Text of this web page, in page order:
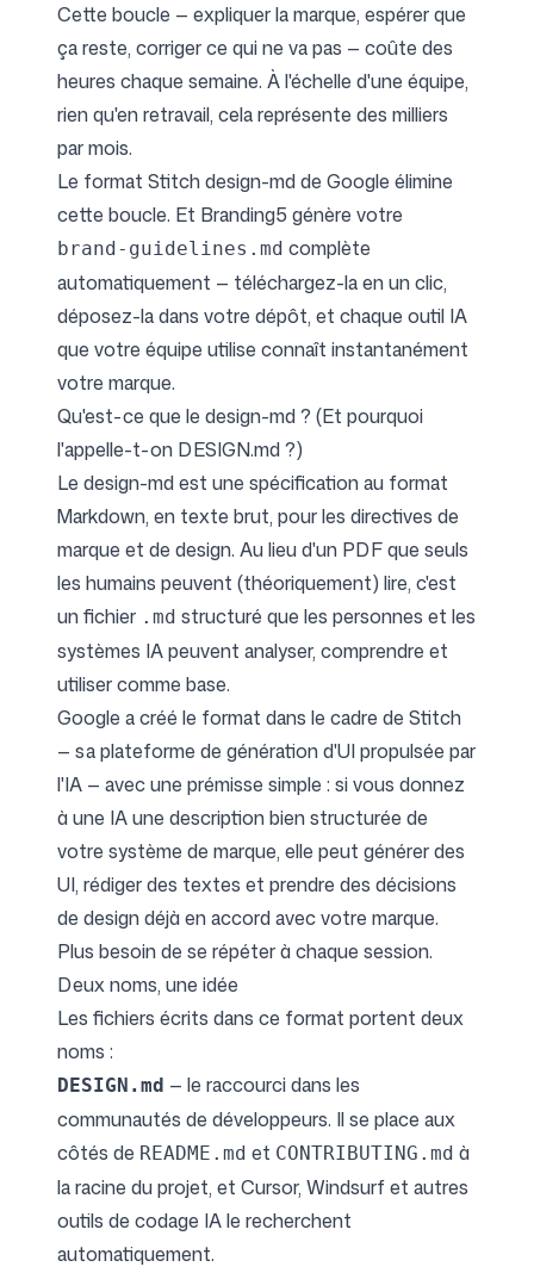
FAQ
Contact
Connexion S'inscrire
Suivez-nous
Cette boucle — expliquer la marque, espérer que
ça reste, corriger ce qui ne va pas — coûte des
heures chaque semaine. À l'échelle d'une équipe,
rien qu'en retravail, cela représente des milliers
par mois.
Le format Stitch design-md de Google élimine
cette boucle. Et Branding5génère votre
brand-guidelines.md complète
automatiquement — téléchargez-la en un clic,
déposez-la dans votre dépôt, et chaque outil IA
que votre équipe utilise connaît instantanément
votre marque.
Qu'est-ce que le design-md ? (Et pourquoi
l'appelle-t-on DESIGN.md ?)
Le design-md est une spécification au format
Markdown, en texte brut, pour les directives de
marque et de design. Au lieu d'un PDF que seuls
les humains peuvent (théoriquement) lire, c'est
un fichier .md structuré que les personnes et les
systèmes IA peuvent analyser, comprendre et
utiliser comme base.
Google a créé le format dans le cadre de Stitch
— sa plateforme de génération d'UI propulsée par
l'IA — avec une prémisse simple : si vous donnez
à une IA une description bien structurée de
votre système de marque, elle peut générer des
UI, rédiger des textes et prendre des décisions
de design déjà en accord avec votre marque.
Plus besoin de se répéter à chaque session.
Deux noms, une idée
Les fichiers écrits dans ce format portent deux
noms :
DESIGN.md — le raccourci dans les
communautés de développeurs. Il se place aux
côtés de README.md et CONTRIBUTING.md à
la racine du projet, et Cursor, Windsurf et autres
outils de codage IA le recherchent
automatiquement.